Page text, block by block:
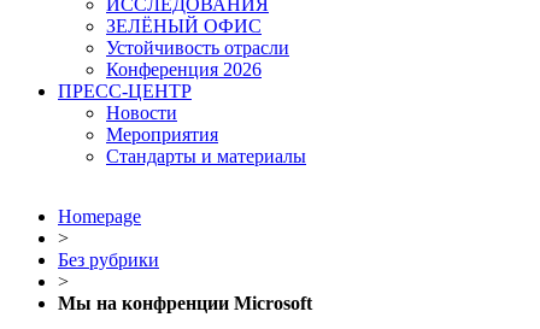
ИССЛЕДОВАНИЯ
ЗЕЛЁНЫЙ ОФИС
Устойчивость отрасли
Конференция 2026
ПРЕСС-ЦЕНТР
Новости
Мероприятия
Стандарты и материалы
Homepage
>
Без рубрики
>
Мы на конфренции Microsoft